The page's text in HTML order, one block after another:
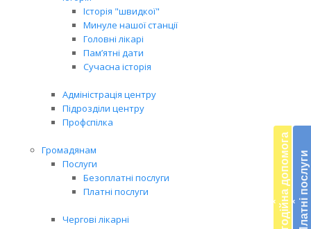
Історія "швидкої"
Минуле нашої станції
Головні лікарі
Пам’ятні дати
Сучасна історія
Адміністрація центру
Підрозділи центру
Профспілка
Громадянам
Послуги
Безоплатні послуги
Платні послуги
Чергові лікарні
‹ Благодійна допомога ‹ Платні послуги